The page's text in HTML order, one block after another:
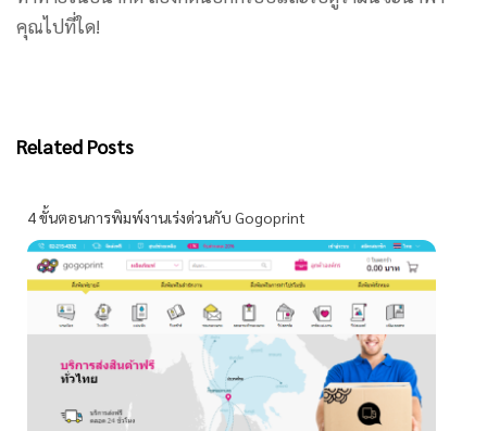
คุณไปที่ใด!
Related Posts
4 ขั้นตอนการพิมพ์งานเร่งด่วนกับ Gogoprint